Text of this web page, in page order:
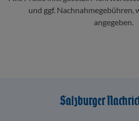
und ggf. Nachnahmegebühren,
angegeben.